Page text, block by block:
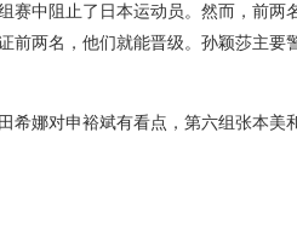
赛中阻止了日本运动员。然而，前两
前两名，他们就能晋级。孙颖莎主要
娜对申裕斌有看点，第六组张本美